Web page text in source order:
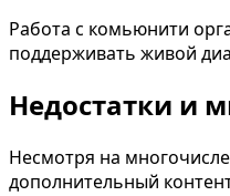
Работа с комьюнити
поддерживать живой
Недостатки и
Несмотря на
дополнительный